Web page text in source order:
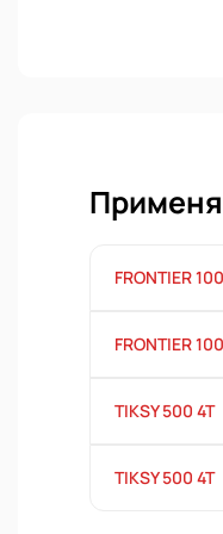
FRONTIER
FRONTIER
TIKSY 500 4T
TIKSY 500 4T